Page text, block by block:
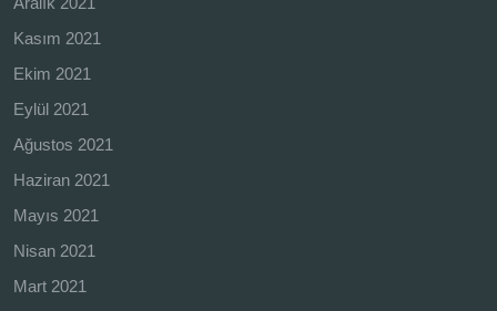
Kasım 2021
Ekim 2021
Eylül 2021
Ağustos 2021
Haziran 2021
Mayıs 2021
Nisan 2021
Mart 2021